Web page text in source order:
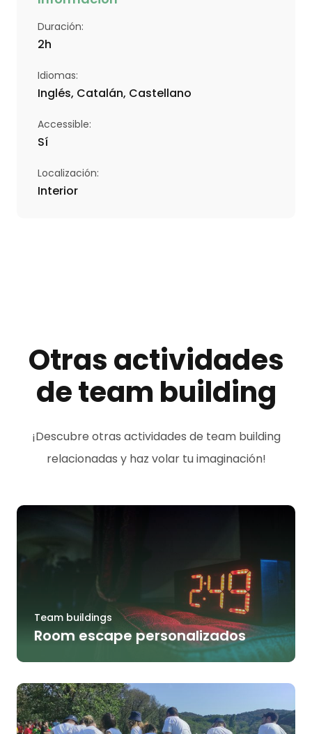
Duración:
2h
Idiomas:
Inglés, Catalán, Castellano
Accessible:
Sí
Localización:
Interior
Otras actividades
de team building
¡Descubre otras actividades de team building
relacionadas y haz volar tu imaginación!
Team buildings
Room escape personalizados